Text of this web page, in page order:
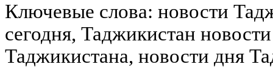
Ключевые слова: новости
сегодня, Таджикистан
Таджикистана, новости дня